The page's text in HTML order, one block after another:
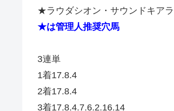
★ラウダシオン・サウンドキアラ
★は管理人推奨穴馬
3連単
1着17.8.4
2着17.8.4
3着17.8.4.7.6.2.16.14